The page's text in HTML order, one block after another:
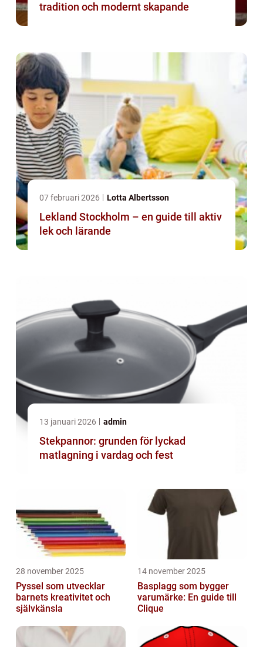
tradition och modernt skapande
07 februari 2026 Lotta Albertsson
Lekland Stockholm – en guide till aktiv
lek och lärande
13 januari 2026 admin
Stekpannor: grunden för lyckad
matlagning i vardag och fest
28 november 2025
Pyssel som utvecklar
barnets kreativitet och
självkänsla
14 november 2025
Basplagg som bygger
varumärke: En guide till
Clique